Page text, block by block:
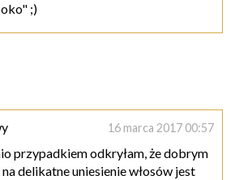
;)
16 marca 2017 00:57
przypadkiem odkryłam, że dobrym
delikatne uniesienie włosów jest